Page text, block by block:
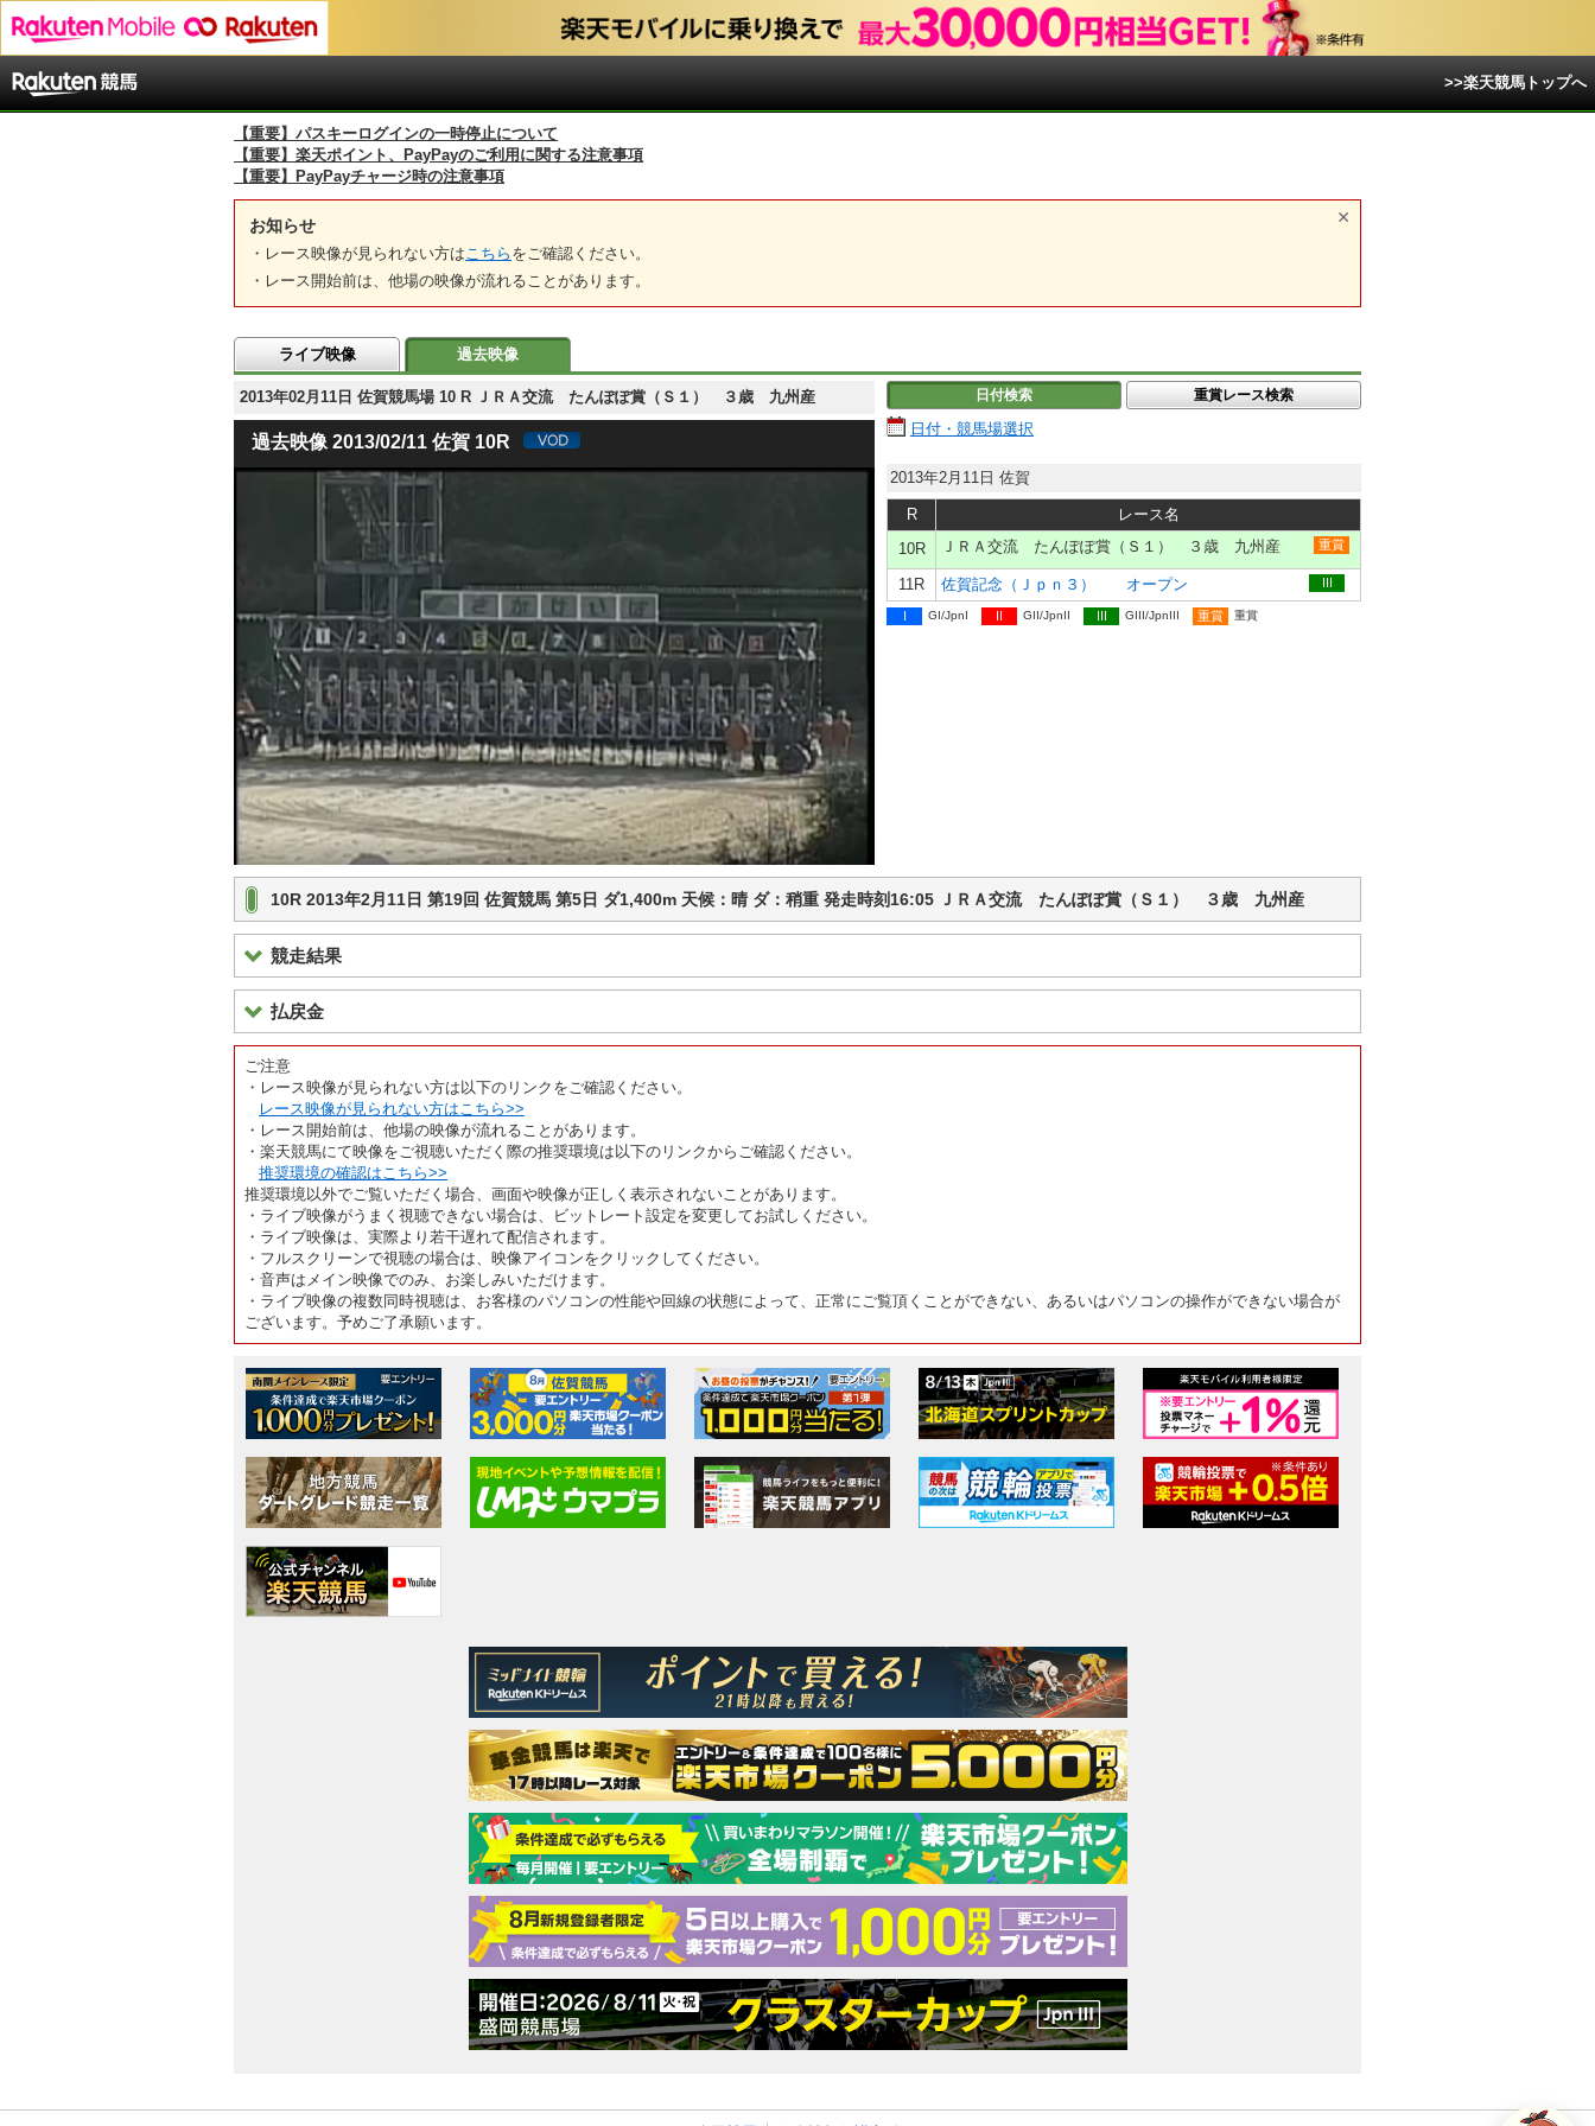
>>楽天競馬トップへ
【重要】パスキーログインの一時停止について
【重要】楽天ポイント、PayPayのご利用に関する注意事項
【重要】PayPayチャージ時の注意事項
お知らせ
・レース映像が見られない方は こちら をご確認ください。
・レース開始前は、他場の映像が流れることがあります。
ライブ映像 過去映像
2013年02月11日 佐賀競馬場 10 R ＪＲＡ交流 たんぽぽ賞（Ｓ１） ３歳 九州産
過去映像 2013/02/11 佐賀 10R
日付検索 重賞レース検索
日付・競馬場選択
2013年2月11日 佐賀
R
レース名
10R
ＪＲＡ交流 たんぽぽ賞（Ｓ１） ３歳 九州産 重賞
11R 佐賀記念（Ｊｐｎ３） オープン III
I GI/JpnI II GII/JpnII III GIII/JpnIII 重賞 重賞
10R 2013年2月11日 第19回 佐賀競馬 第5日 ダ1,400m 天候：晴 ダ：稍重 発走時刻16:05 ＪＲＡ交流 たんぽぽ賞（Ｓ１） ３歳 九州産
競走結果
払戻金
ご注意
・レース映像が見られない方は以下のリンクをご確認ください。
レース映像が見られない方はこちら>>
・レース開始前は、他場の映像が流れることがあります。
・楽天競馬にて映像をご視聴いただく際の推奨環境は以下のリンクからご確認ください。
推奨環境の確認はこちら>>
推奨環境以外でご覧いただく場合、画面や映像が正しく表示されないことがあります。
・ライブ映像がうまく視聴できない場合は、ビットレート設定を変更してお試しください。
・ライブ映像は、実際より若干遅れて配信されます。
・フルスクリーンで視聴の場合は、映像アイコンをクリックしてください。
・音声はメイン映像でのみ、お楽しみいただけます。
・ライブ映像の複数同時視聴は、お客様のパソコンの性能や回線の状態によって、正常にご覧頂くことができない、あるいはパソコンの操作ができない場合が
ございます。予めご了承願います。